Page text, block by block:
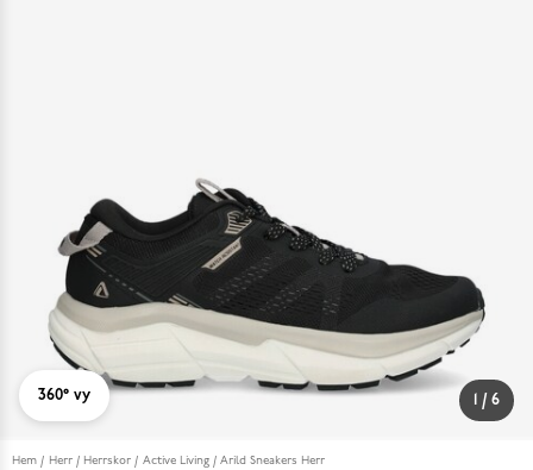
/ 6
360° vy
Hem Herr Herrskor Active Living Arild Sneakers Herr